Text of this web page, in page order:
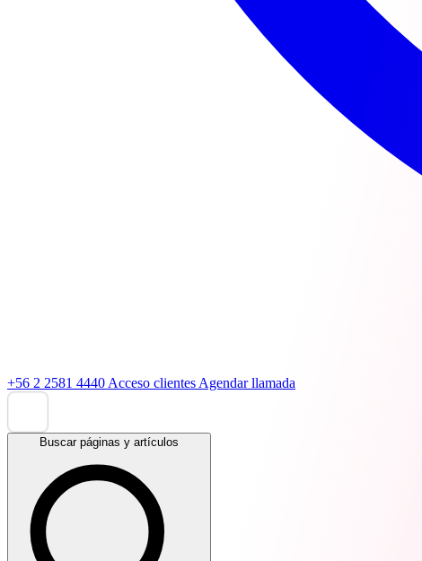
+56 2 2581 4440 Acceso clientes Agendar llamada
Buscar páginas y artículos